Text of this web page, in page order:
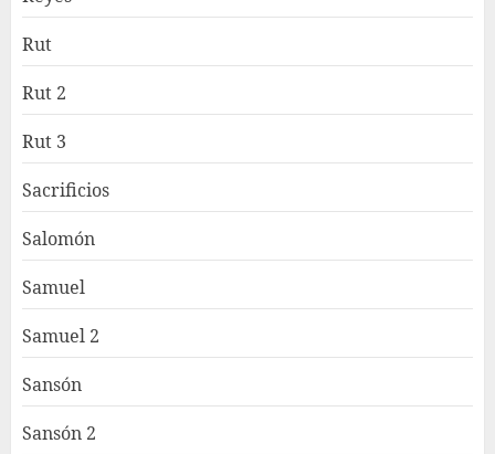
Rut
Rut 2
Rut 3
Sacrificios
Salomón
Samuel
Samuel 2
Sansón
Sansón 2